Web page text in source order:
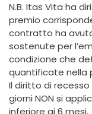
N.B. Itas Vita ha
premio
contratto ha
sostenute per
condizione che
quantificate nella
Il diritto di
giorni NON si
inferiore ai 6 mesi.